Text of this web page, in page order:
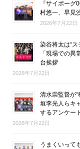
『サイボー
村悠一、早見
2026年7月22日
染谷将太は“
「現場での
台挨拶
2026年7月22日
清水崇監督が
垣李光人らキ
するアンケー
2026年7月22日
うまくいって